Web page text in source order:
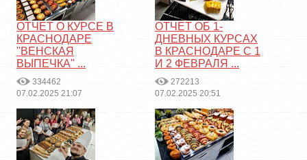
ОТЧЕТ О КУРСЕ В
КРАСНОДАРЕ
"ВЕНСКАЯ
ВЫПЕЧКА" ...
334462
07.02.2025 21:07
ОТЧЕТ ОБ 1-
ДНЕВНЫХ КУРСАХ
В КРАСНОДАРЕ С 1
И 2 ФЕВРАЛЯ ...
272213
07.02.2025 20:51